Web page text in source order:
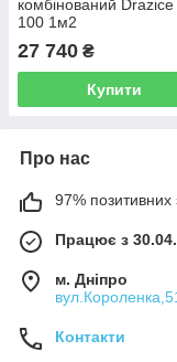
комбінований
100 1м2
27 740 ₴
Купити
Про нас
97% позитивних
Працює з
м. Дніпро
Контакти